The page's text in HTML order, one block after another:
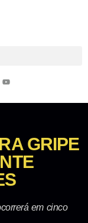
GRIPE
em cinco